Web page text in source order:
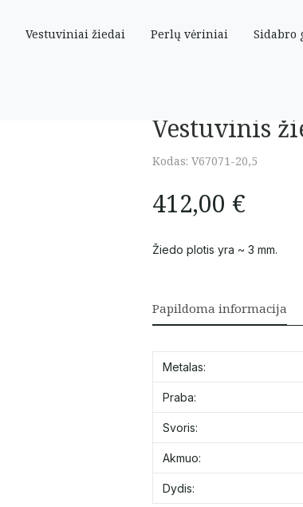
Vestuviniai žiedai Perlų vėriniai Sidabro
Vestuvinis
Kodas: V67071-20,5
412,00 €
Žiedo plotis yra ~ 3 mm.
Papildoma informacija
Metalas:
Praba:
Svoris:
Akmuo:
Dydis: